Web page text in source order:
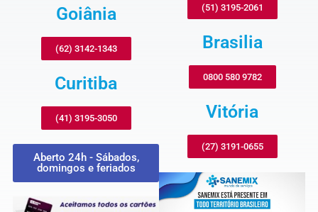
Goiânia
(62) 3142-1343
Curitiba
(41) 3195-3050
Aberto 24h - Sábados,
domingos e feriados
(51) 3195-2061
Brasilia
0800 580 9782
Vitória
(27) 3191-0655